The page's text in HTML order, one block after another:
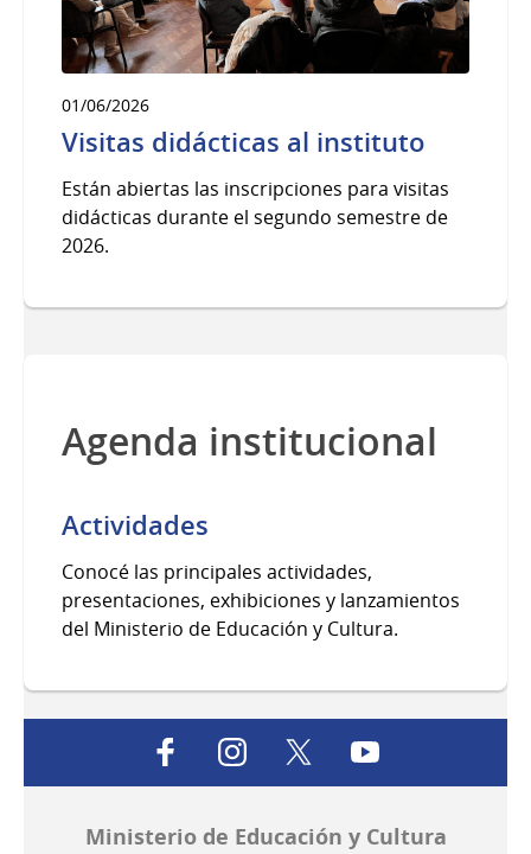
01/06/2026
Visitas didácticas al instituto
Están abiertas las inscripciones para visitas
didácticas durante el segundo semestre de
2026.
Agenda institucional
Actividades
Conocé las principales actividades,
presentaciones, exhibiciones y lanzamientos
del Ministerio de Educación y Cultura.
facebook instagramtwitter
Ministerio de Educación y Cultura